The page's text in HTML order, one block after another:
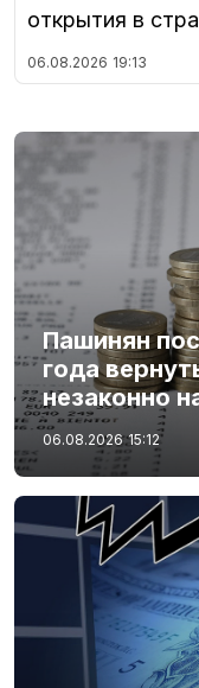
открытия в
06.08.2026 19:13
Пашинян
года
незаконно
06.08.2026 15:12